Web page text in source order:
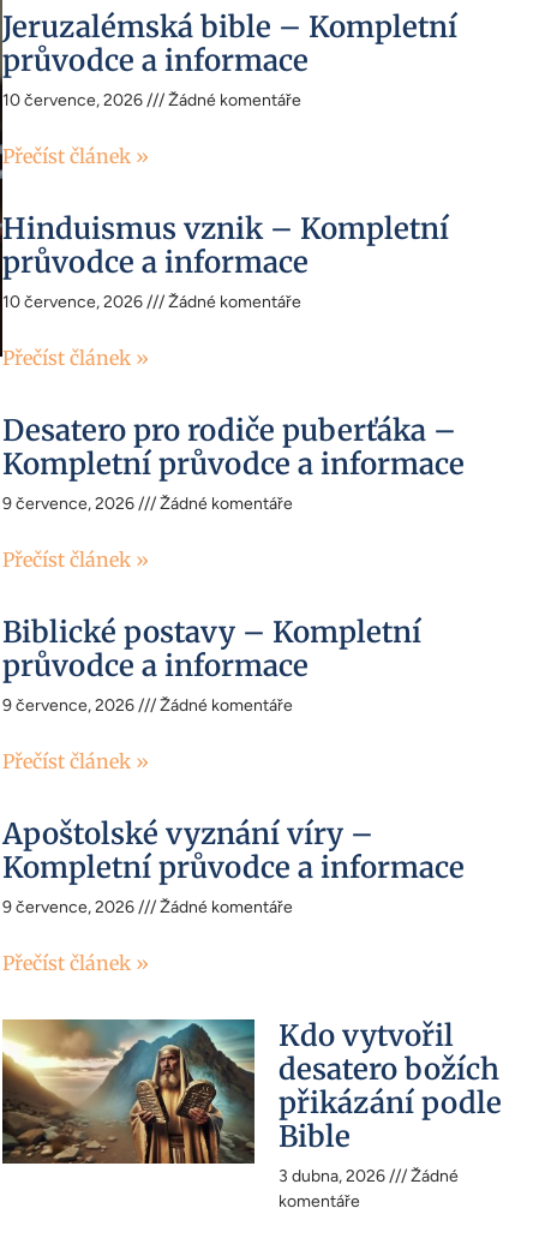
Jeruzalémská bible – Kompletní
průvodce a informace
10 července, 2026 Žádné komentáře
Přečíst článek »
Hinduismus vznik – Kompletní
průvodce a informace
10 července, 2026 Žádné komentáře
Přečíst článek »
Desatero pro rodiče puberťáka –
Kompletní průvodce a informace
9 července, 2026 Žádné komentáře
Přečíst článek »
Biblické postavy – Kompletní
průvodce a informace
9 července, 2026 Žádné komentáře
Přečíst článek »
Apoštolské vyznání víry –
Kompletní průvodce a informace
9 července, 2026 Žádné komentáře
Přečíst článek »
Kdo vytvořil
desatero božích
přikázání podle
Bible
3 dubna, 2026
Žádné
komentáře